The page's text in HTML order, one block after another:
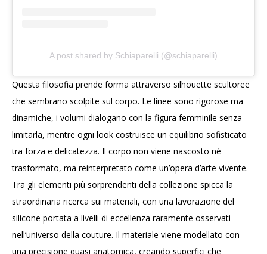
A post shared by Schiaparelli (@schiaparelli)
Questa filosofia prende forma attraverso silhouette scultoree
che sembrano scolpite sul corpo. Le linee sono rigorose ma
dinamiche, i volumi dialogano con la figura femminile senza
limitarla, mentre ogni look costruisce un equilibrio sofisticato
tra forza e delicatezza. Il corpo non viene nascosto né
trasformato, ma reinterpretato come un’opera d’arte vivente.
Tra gli elementi più sorprendenti della collezione spicca la
straordinaria ricerca sui materiali, con una lavorazione del
silicone portata a livelli di eccellenza raramente osservati
nell’universo della couture. Il materiale viene modellato con
una precisione quasi anatomica, creando superfici che